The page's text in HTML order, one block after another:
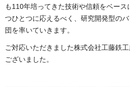
も110年培ってきた技術や信頼をベース
つひとつに応えるべく、研究開発型の
団を率いていきます。
ご対応いただきました株式会社工藤鉄
ございました。